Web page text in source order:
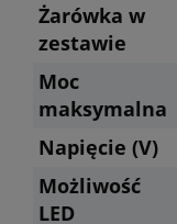
Żarówka w
zestawie
Moc
maksymalna
Napięcie (V)
Możliwość
LED